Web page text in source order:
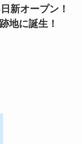
新オープン！
地に誕生！